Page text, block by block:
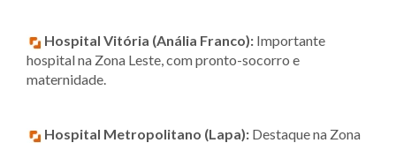
Hospital Vitória (Anália Franco): Importante
hospital na Zona Leste, com pronto-socorro e
maternidade.
Hospital Metropolitano (Lapa): Destaque na Zona